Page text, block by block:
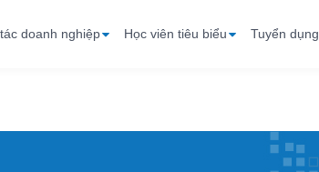
doanh nghiệp Học viên tiêu biểu Tuyển dụng